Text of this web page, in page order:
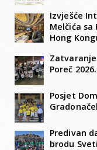
Izvješće
Melčića
Hong
Zatvaranje
Poreč 2026.
Posjet
Predivan
brodu